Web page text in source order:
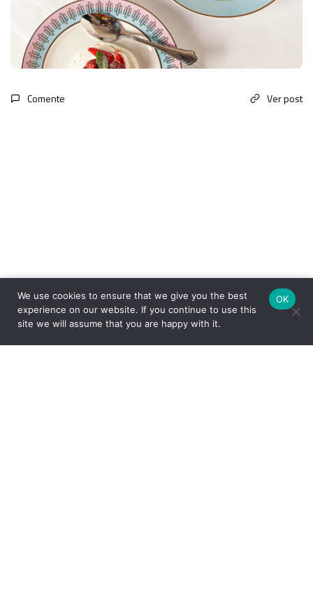
Comente Ver post
We use cookies to ensure that we give you the best
experience on our website. If you continue to use this
site we will assume that you are happy with it.
OK